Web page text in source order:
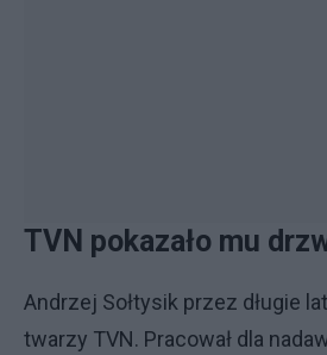
TVN pokazało mu
Andrzej Sołtysik przez długie
twarzy TVN. Pracował dla